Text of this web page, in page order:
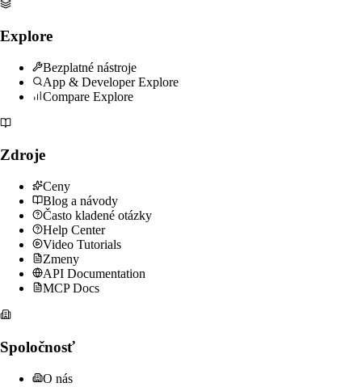
Explore
Bezplatné nástroje
App & Developer Explore
Compare Explore
Zdroje
Ceny
Blog a návody
Často kladené otázky
Help Center
Video Tutorials
Zmeny
API Documentation
MCP Docs
Spoločnosť
O nás